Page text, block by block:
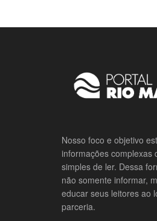
Nosso foco e objetivo
informações complexas
simples de ler. Dessa
não somente informar,
educar seus leitores ao
parceria.